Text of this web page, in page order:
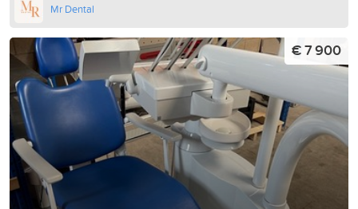
Mr Dental
€ 7 900